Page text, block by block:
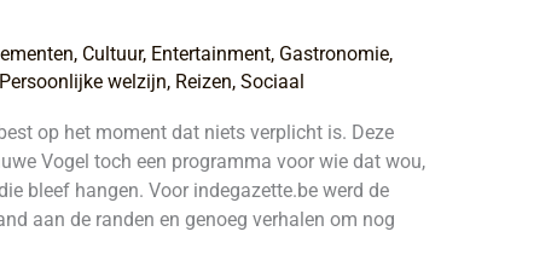
, Cultuur, Entertainment, Gastronomie,
Persoonlijke welzijn, Reizen, Sociaal
op het moment dat niets verplicht is. Deze
Vogel toch een programma voor wie dat wou,
bleef hangen. Voor indegazette.be werd de
aan de randen en genoeg verhalen om nog